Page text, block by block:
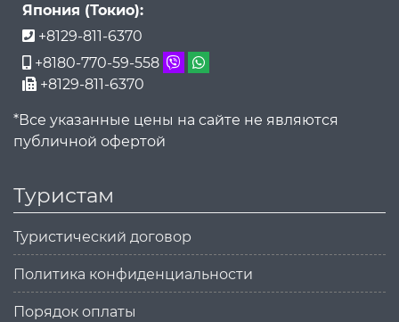
Япония (Токио):
+8129-811-6370
+8180-770-59-558
+8129-811-6370
*Все указанные цены на сайте не являются
публичной офертой
Туристам
Туристический договор
Политика конфиденциальности
Порядок оплаты